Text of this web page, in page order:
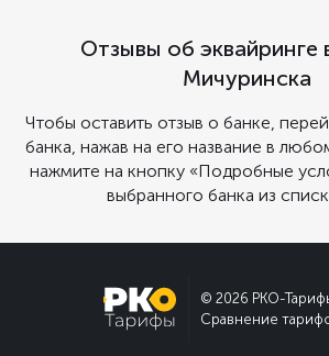
Отзывы об эквайринге
Мичуринска
Чтобы оставить отзыв о банке,
банка, нажав на его название в
нажмите на кнопку «Подробные
выбранного банка из
© 2026 РКО-
Сравнение